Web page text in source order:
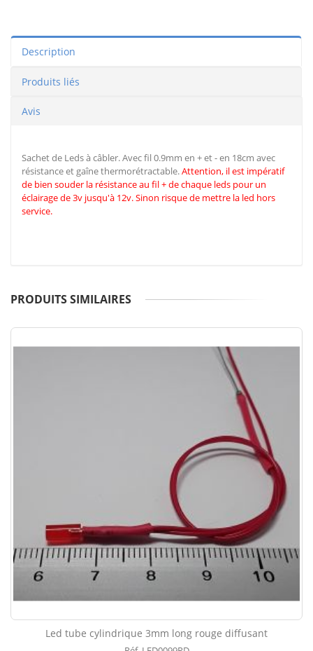
Description
Produits liés
Avis
Sachet de Leds à câbler. Avec fil 0.9mm en + et - en 18cm avec
résistance et gaîne thermorétractable.Attention, il est impératif
de bien souder la résistance au fil + de chaque leds pour un
éclairage de 3v jusqu'à 12v. Sinon risque de mettre la led hors
service.
PRODUITS SIMILAIRES
Led tube cylindrique 3mm long rouge diffusant